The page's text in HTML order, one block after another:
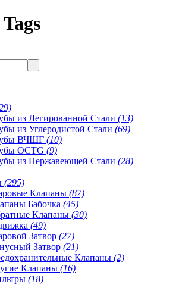
из Легированной Стали (13)
из Углеродистой Стали (69)
ВЧШГ (10)
OCTG (9)
из Нержавеющей Стали (28)
(295)
Клапаны (87)
Бабочка (45)
Клапаны (30)
(49)
Затвор (27)
Затвор (21)
Клапаны (2)
Клапаны (16)
(18)